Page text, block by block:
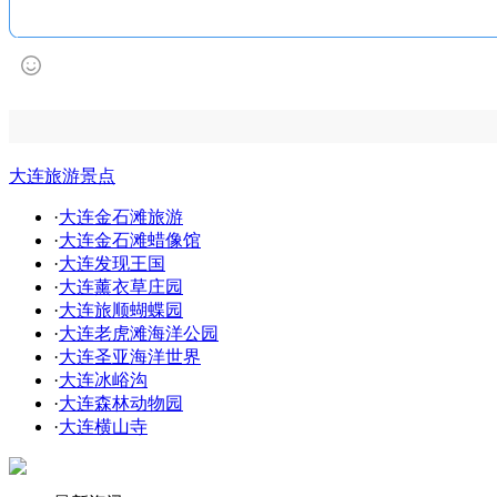
大连旅游景点
·大连金石滩旅游
·大连金石滩蜡像馆
·大连发现王国
·大连薰衣草庄园
·大连旅顺蝴蝶园
·大连老虎滩海洋公园
·大连圣亚海洋世界
·大连冰峪沟
·大连森林动物园
·大连横山寺